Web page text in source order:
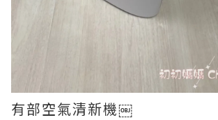
有部空氣清新機￼